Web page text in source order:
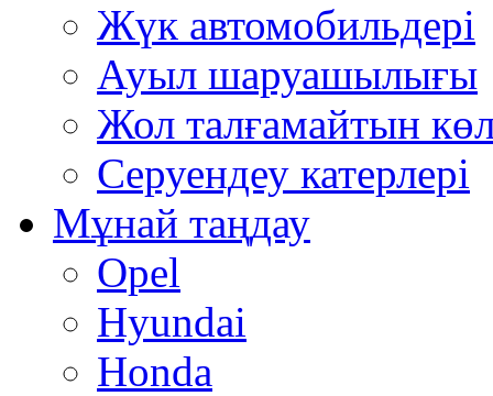
Жүк автомобильдері
Ауыл шаруашылығы
Жол талғамайтын
Серуендеу катерлері
Mұнай таңдау
Opel
Hyundai
Honda